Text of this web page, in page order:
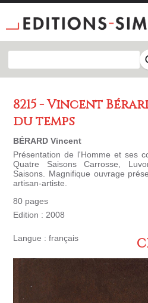
8215 - Vincent
du temps
BÉRARD Vincent
Présentation de l'Homme et ses
Quatre Saisons Carrosse,
Saisons. Magnifique ouvrage
artisan-artiste.
80 pages
Edition : 2008
Langue : français